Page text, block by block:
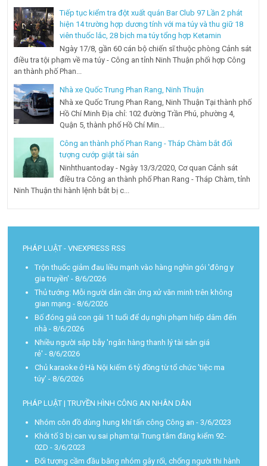
Tiếp tục kiểm tra đột xuất quán Bar Club 97 Lần 2 phát
hiện 14 trường hợp dương tính với ma túy và thu giữ 18
viên thuốc lắc, 28 bịch ma túy tổng hợp Ketamin
Ngày 17/8, gần 60 cán bộ chiến sĩ thuộc phòng Cảnh sát
điều tra tội phạm về ma túy - Công an tỉnh Ninh Thuận phối hợp Công
an thành phố Phan...
Nhà xe Quốc Trung Phan Rang, Ninh Thuận
Nhà xe Quốc Trung Phan Rang, Ninh Thuận Tại thành phố
Hồ Chí Minh Địa chỉ: 102 đường Trần Phú, phường 4,
Quận 5, thành phố Hồ Chí Min...
Công an thành phố Phan Rang - Tháp Chàm bắt đối
tượng cướp giật tài sản
Ninhthuantoday - Ngày 13/3/2020, Cơ quan Cảnh sát
điều tra Công an thành phố Phan Rang - Tháp Chàm, tỉnh
Ninh Thuận thi hành lệnh bắt bị c...
PHÁP LUẬT - VNEXPRESS RSS
Trộn thuốc giảm đau liều mạnh vào hàng nghìn gói 'đông y
gia truyền' - 8/6/2026
Thủ tướng: Mỗi người dân cần ứng xử văn minh trên không
gian mạng - 8/6/2026
Bố đóng giả con gái 11 tuổi để dụ nghi phạm hiếp dâm đến
nhà - 8/6/2026
Nhiều người sập bẫy 'ngân hàng thanh lý tài sản giá
rẻ' - 8/6/2026
Chủ karaoke ở Hà Nội kiếm 6 tỷ đồng từ tổ chức 'tiệc ma
túy' - 8/6/2026
PHÁP LUẬT | TRUYỀN HÌNH CÔNG AN NHÂN DÂN
Nhóm côn đồ dùng hung khí tấn công Công an - 3/6/2023
Khởi tố 3 bị can vụ sai phạm tại Trung tâm đăng kiểm 92-
02D - 3/6/2023
Đối tượng cầm đầu băng nhóm gây rối, chống người thi hành